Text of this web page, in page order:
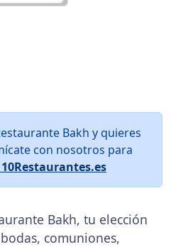
Bakh y quieres
con nosotros para
Bakh, tu elección
comuniones,